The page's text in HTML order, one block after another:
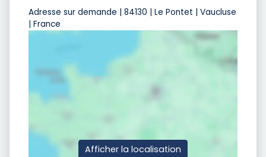
Adresse sur demande | 84130 | Le Pontet | Vaucluse
| France
Afficher la localisation